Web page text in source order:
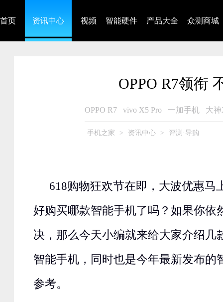
首页 资讯中心 视频 智能硬件 产品大全 众测商城
OPPO R7领衔
OPPO R7 vivo X5 Pro 一加手机 大
手机之家 > 资讯中心 > 评测·导购
618购物狂欢节在即，大波优惠马
好购买哪款智能手机了吗？如果你依
决，那么今天小编就来给大家介绍几
智能手机，同时也是今年最新发布的
参考。